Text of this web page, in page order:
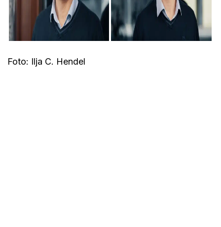
Foto: Ilja C. Hendel